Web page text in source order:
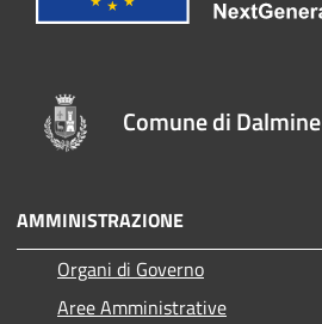
Comune di Dalmine
AMMINISTRAZIONE
Organi di Governo
Aree Amministrative